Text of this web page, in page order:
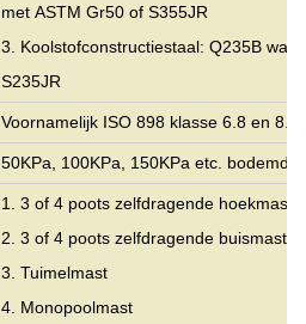
met ASTM Gr50 of S355JR
3. Koolstofconstructiestaal: Q235B wat
S235JR
Voornamelijk ISO 898 klasse 6.8 en 8.8
50KPa, 100KPa, 150KPa etc.
1. 3 of 4 poots zelfdragende
2. 3 of 4 poots zelfdragende buismasten
3. Tuimelmast
4. Monopoolmast